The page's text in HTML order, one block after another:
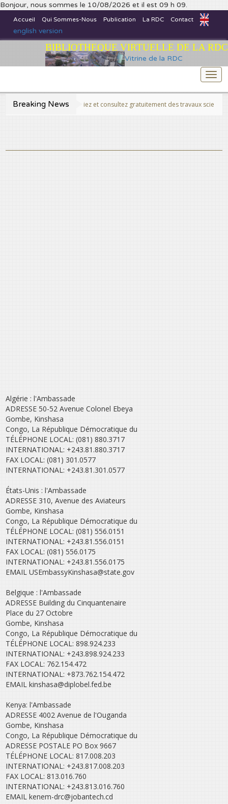
Bonjour, nous sommes le 10/08/2026 et il est 09 h 09.
Accueil Qui Sommes-Nous Publication La RDC Contact
english version
Vitrine de la RDC
BIBLIOTHEQUE VIRTUELLE DE LA RDC
Breaking News
>>Publiez et consultez gratuitement des travaux scientifiques fins
Algérie : l'Ambassade
ADRESSE 50-52 Avenue Colonel Ebeya
Gombe, Kinshasa
Congo, La République Démocratique du
TÉLÉPHONE LOCAL: (081) 880.3717
INTERNATIONAL: +243.81.880.3717
FAX LOCAL: (081) 301.0577
INTERNATIONAL: +243.81.301.0577
États-Unis : l'Ambassade
ADRESSE 310, Avenue des Aviateurs
Gombe, Kinshasa
Congo, La République Démocratique du
TÉLÉPHONE LOCAL: (081) 556.0151
INTERNATIONAL: +243.81.556.0151
FAX LOCAL: (081) 556.0175
INTERNATIONAL: +243.81.556.0175
EMAIL USEmbassyKinshasa@state.gov
Belgique : l'Ambassade
ADRESSE Building du Cinquantenaire
Place du 27 Octobre
Gombe, Kinshasa
Congo, La République Démocratique du
TÉLÉPHONE LOCAL: 898.924.233
INTERNATIONAL: +243.898.924.233
FAX LOCAL: 762.154.472
INTERNATIONAL: +873.762.154.472
EMAIL kinshasa@diplobel.fed.be
Kenya: l'Ambassade
ADRESSE 4002 Avenue de l'Ouganda
Gombe, Kinshasa
Congo, La République Démocratique du
ADRESSE POSTALE PO Box 9667
TÉLÉPHONE LOCAL: 817.008.203
INTERNATIONAL: +243.817.008.203
FAX LOCAL: 813.016.760
INTERNATIONAL: +243.813.016.760
EMAIL kenem-drc@jobantech.cd